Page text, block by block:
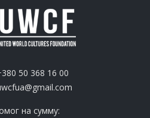
50 368 16 00
на сумму: